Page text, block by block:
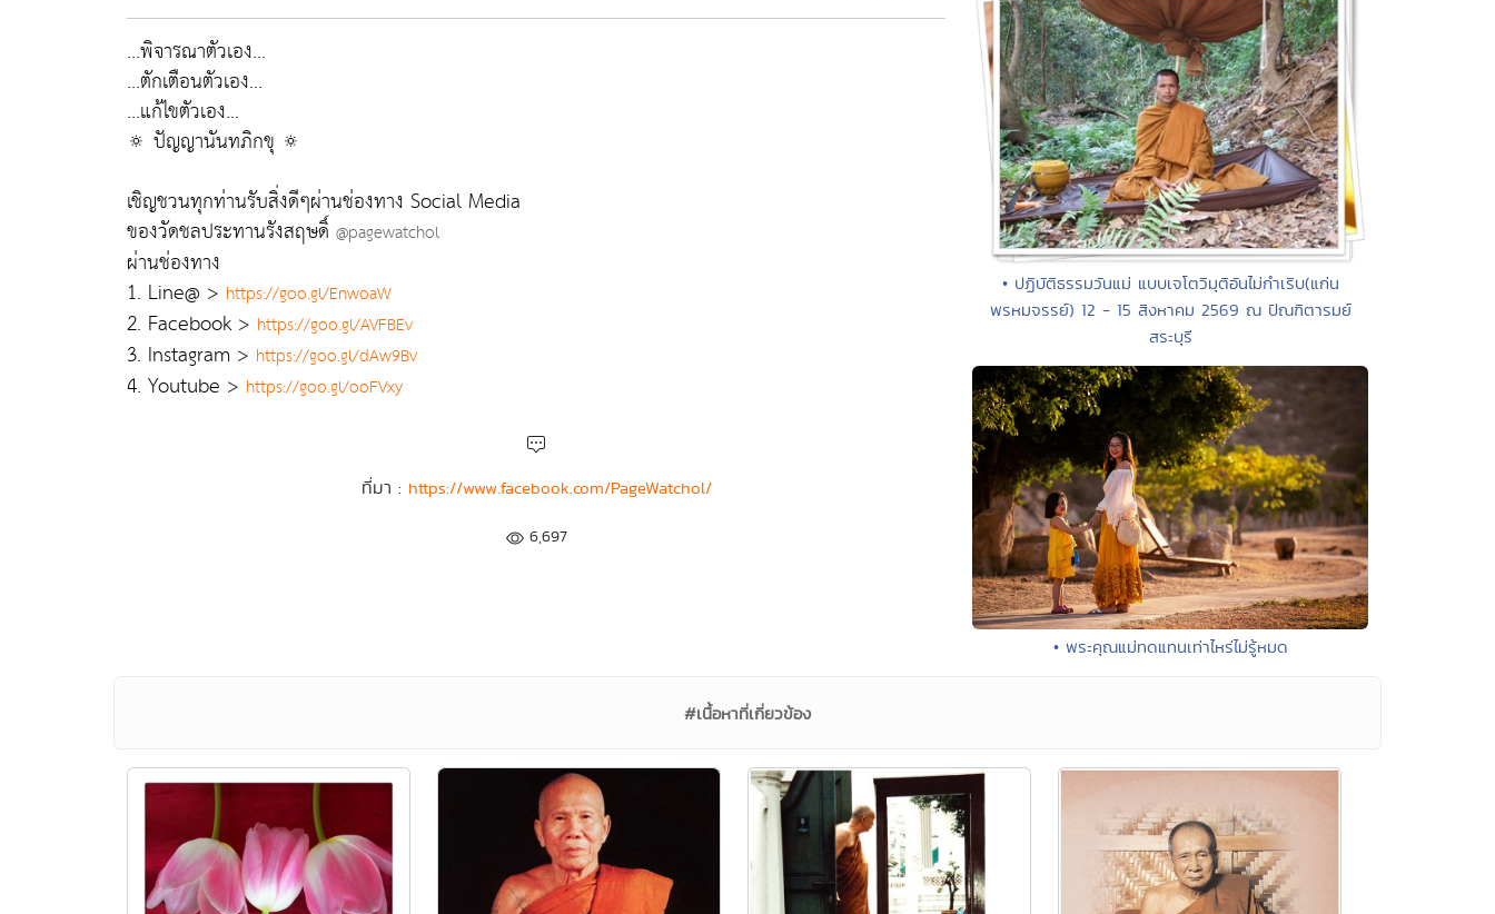
...พิจารณาตัวเอง...
...ตักเตือนตัวเอง...
...แก้ไขตัวเอง...
🔅 ปัญญานันทภิกขุ 🔅
เชิญชวนทุกท่านรับสิ่งดีๆผ่านช่องทาง Social Media
ของวัดชลประทานรังสฤษดิ์ @pagewatchol
ผ่านช่องทาง
1. Line@ > https://goo.gl/EnwoaW
2. Facebook > https://goo.gl/AVFBEv
3. Instagram > https://goo.gl/dAw9Bv
4. Youtube > https://goo.gl/ooFVxy
ที่มา : https://www.facebook.com/PageWatchol/
6,697
• ปฏิบัติธรรมวันแม่ แบบเจโตวิมุติอันไม่กำเริบ(แก่น
พรหมจรรย์) 12 - 15 สิงหาคม 2569 ณ ปัณฑิตารมย์
สระบุรี
• พระคุณแม่ทดแทนเท่าไหร่ไม่รู้หมด
#เนื้อหาที่เกี่ยวข้อง